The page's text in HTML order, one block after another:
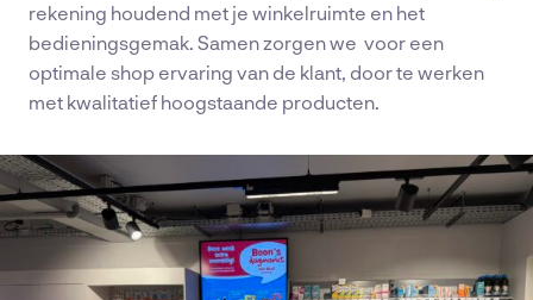
In de praktijk
Over ons
Maak kennis
Actueel
Nieuws en Blogs
Vacatures
Transportcentrum 3(D), Beugen
(Boxmeer)
rekening houdend met je winkelruimte en het
bedieningsgemak. Samen zorgen we voor een
optimale shop ervaring van de klant, door te werken
met kwalitatief hoogstaande producten.